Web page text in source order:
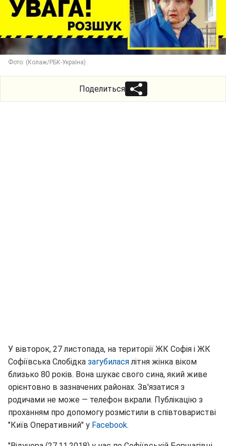
Фото: (Колаж/РБК-Україна)
Поделиться
У вівторок, 27 листопада, на території ЖК Софія і ЖК
Софіївська Слобідка загубиласялітня жінка віком
близько 80 років. Вона шукає свого сина, який живе
орієнтовно в зазначених районах. Зв'язатися з
родичами не може — телефон вкрали. Публікацію з
проханням про допомогу розмістили в співтоваристві
"Київ Оперативний" у Facebook.